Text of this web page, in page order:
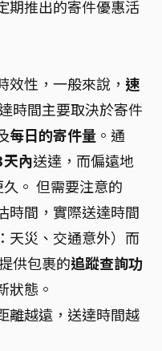
期推出的寄件優惠活
效性，一般來說， 速
時間主要取決於寄件
每日的寄件量 。通
內送達，而偏遠地
久。 但需要注意的
時間，實際送達時間
天災、交通意外）而
供包裹的追蹤查詢功
狀態。
離越遠，送達時間越